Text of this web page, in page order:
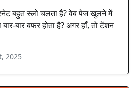
बहुत स्लो चलता है? वेब पेज खुलने में
बार-बार बफर होता है? अगर हाँ, तो टेंशन
2025